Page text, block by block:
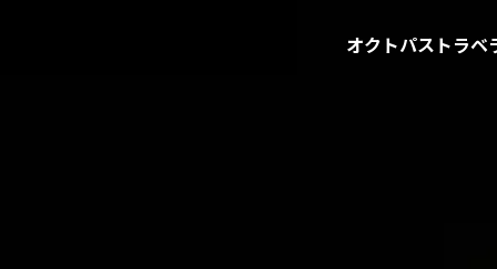
オクトパストラベ